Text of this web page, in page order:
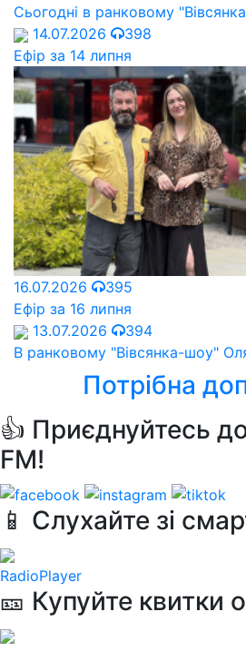
Сьогодні в ранковому
14.07.2026
398
Ефір за 14 липня
16.07.2026
395
Ефір за 16 липня
13.07.2026
394
В ранковому "Вівсянка-шоу"
Потрібна
👍 Приєднуйтесь
FM!
📱 Слухайте зі
RadioPlayer
🎫 Купуйте квитки